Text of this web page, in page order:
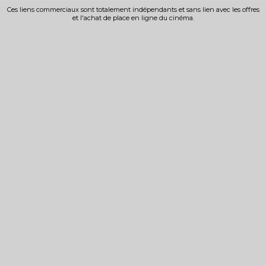
Ces liens commerciaux sont totalement indépendants et sans lien avec les offres
et l'achat de place en ligne du cinéma.